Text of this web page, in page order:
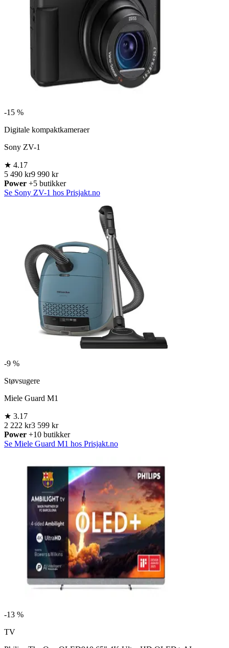
-15 %
Digitale kompaktkameraer
Sony ZV-1
★ 4.17
5 490 kr9 990 kr
Power +5 butikker
Se Sony ZV-1 hos Prisjakt.no
-9 %
Støvsugere
Miele Guard M1
★ 3.17
2 222 kr3 599 kr
Power +10 butikker
Se Miele Guard M1 hos Prisjakt.no
-13 %
TV